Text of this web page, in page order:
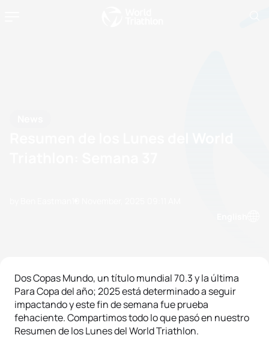
Dos Copas Mundo, un título mundial 70.3 y la última
Para Copa del año; 2025 está determinado a seguir
impactando y este fin de semana fue prueba
fehaciente. Compartimos todo lo que pasó en nuestro
Resumen de los Lunes del World Triathlon.